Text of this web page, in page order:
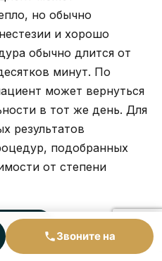
но обычно
и хорошо
обычно длится от
минут. По
может вернуться
в тот же день. Для
результатов
подобранных
от степени
больше
Звоните на